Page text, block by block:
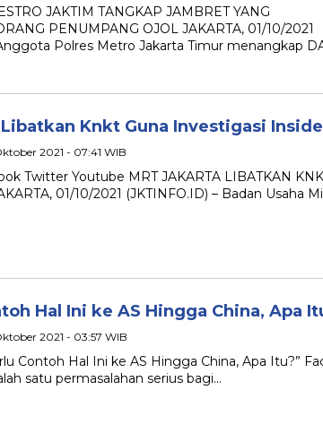
JAKTIM TANGKAP JAMBRET YANG
PENUMPANG OJOL JAKARTA, 01/10/2021
Polres Metro Jakarta Timur menangkap
Knkt Guna Investigasi
2021 - 07:41 WIB
Twitter Youtube MRT JAKARTA LIBATKAN
01/10/2021 (JKTINFO.ID) – Badan Usaha
Hal Ini ke AS Hingga China, Apa
2021 - 03:57 WIB
Contoh Hal Ini ke AS Hingga China, Apa Itu?”
satu permasalahan serius bagi…